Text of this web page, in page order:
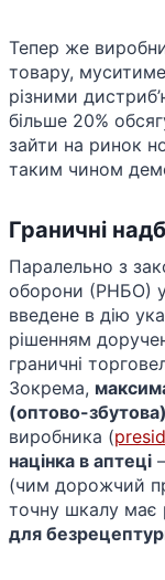
Тепер же
товару,
різними
більше 20%
зайти на ринок
таким чином
Граничні
Паралельно з
оборони (РНБО)
введене в дію
рішенням
граничні
Зокрема,
(оптово-
виробника​ (
націнка в аптеці
(чим дорожчий
точну шкалу має
для